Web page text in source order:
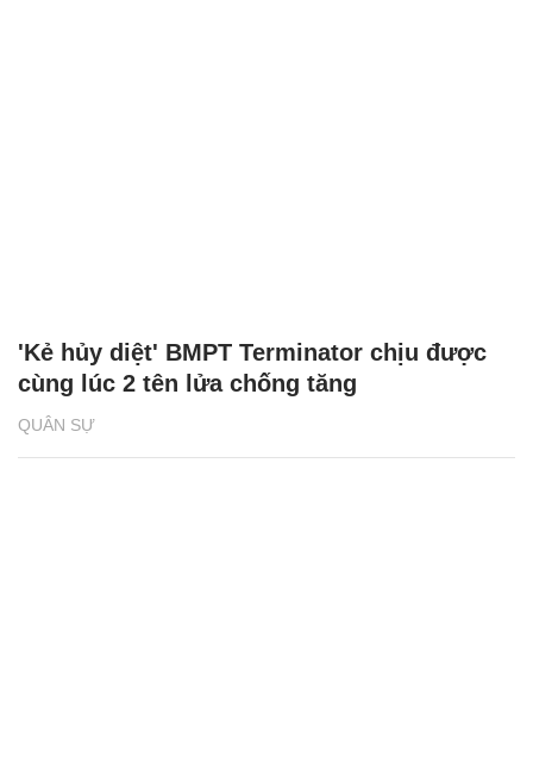
QUÂN SỰ
'Kẻ hủy diệt' BMPT Terminator chịu được
cùng lúc 2 tên lửa chống tăng